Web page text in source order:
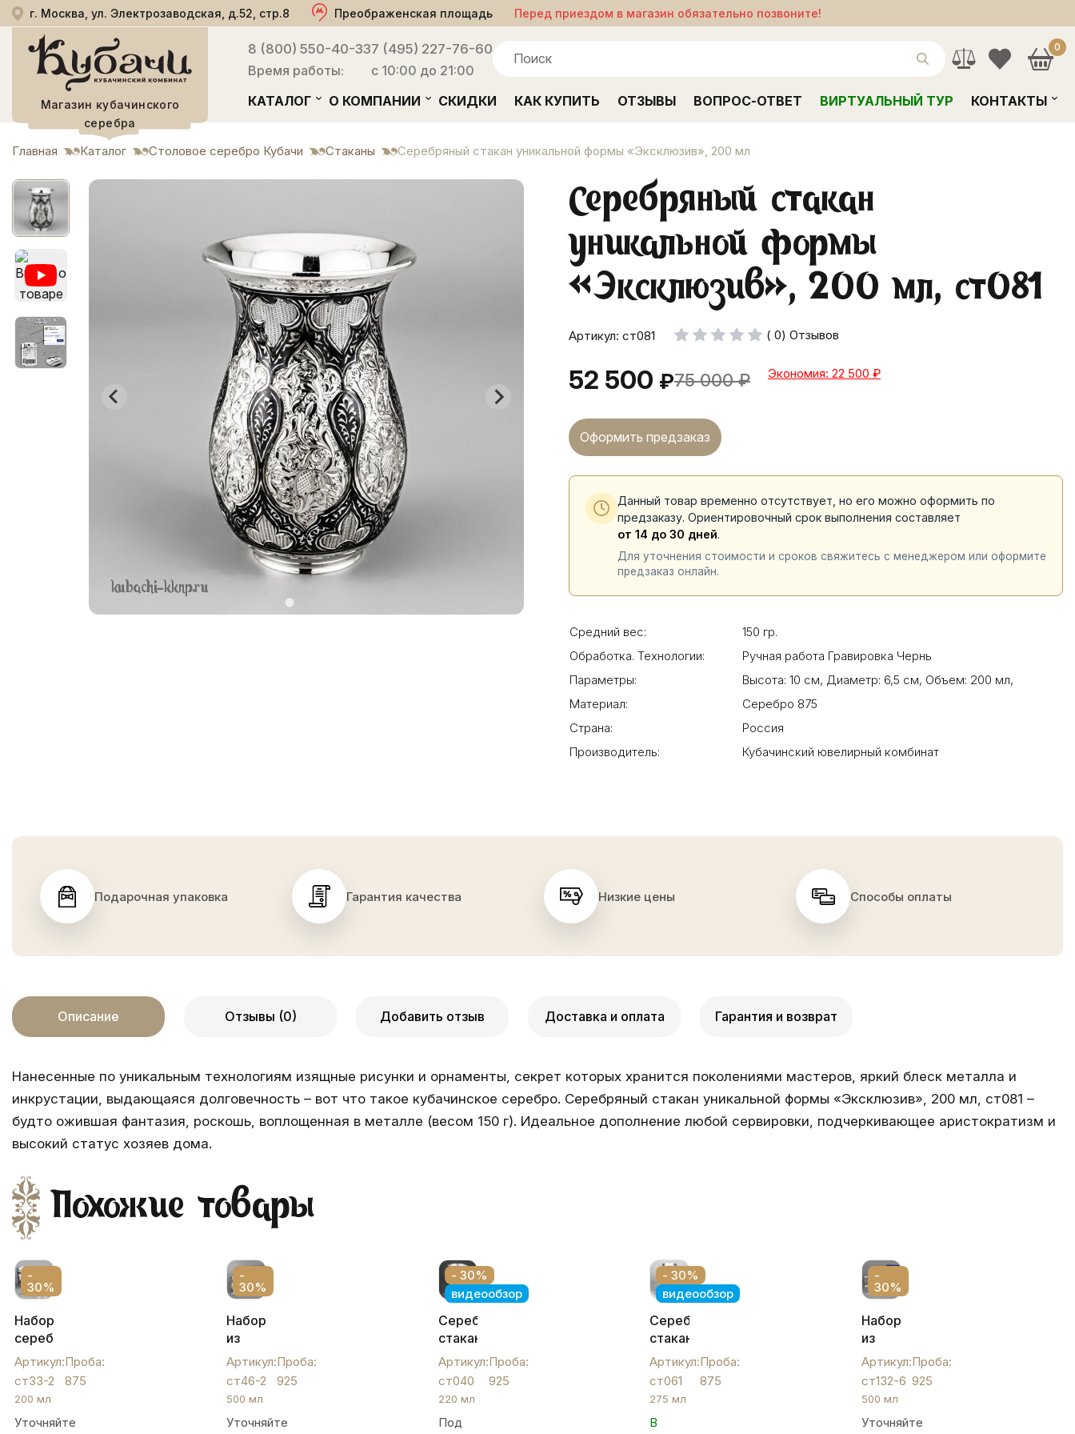
г. Москва, ул. Электрозаводская, д.52, стр.8 Преображенская площадь Перед приездом в магазин обязательно позвоните!
Магазин кубачинского
серебра
8 (800) 550-40-33
Время работы:
7 (495) 227-76-60
с 10:00 до 21:00
0
КАТАЛОГ О КОМПАНИИ СКИДКИ КАК КУПИТЬ ОТЗЫВЫ ВОПРОС-ОТВЕТ ВИРТУАЛЬНЫЙ ТУР КОНТАКТЫ
Главная Каталог Столовое серебро Кубачи Стаканы Серебряный стакан уникальной формы «Эксклюзив», 200 мл
Серебряный стакан
уникальной формы
«Эксклюзив», 200 мл, ст081
Артикул: ст081 ( 0) Отзывов
52 500 ₽75 000 ₽ Экономия: 22 500 ₽
Оформить предзаказ
Данный товар временно отсутствует, но его можно оформить по
предзаказу. Ориентировочный срок выполнения составляет
от 14 до 30 дней.
Для уточнения стоимости и сроков свяжитесь с менеджером или оформите
предзаказ онлайн.
Средний вес:
150 гр.
Обработка. Технологии:
Ручная работа Гравировка Чернь
Параметры:
Высота: 10 см, Диаметр: 6,5 см, Объем: 200 мл,
Материал:
Серебро 875
Страна:
Россия
Производитель:
Кубачинский ювелирный комбинат
Подарочная упаковка Гарантия качества Низкие цены Способы оплаты
Описание Отзывы (0) Добавить отзыв Доставка и оплата Гарантия и возврат
Нанесенные по уникальным технологиям изящные рисунки и орнаменты, секрет которых хранится поколениями мастеров, яркий блеск металла и
инкрустации, выдающаяся долговечность – вот что такое кубачинское серебро. Серебряный стакан уникальной формы «Эксклюзив», 200 мл, ст081 –
будто ожившая фантазия, роскошь, воплощенная в металле (весом 150 г). Идеальное дополнение любой сервировки, подчеркивающее аристократизм и
высокий статус хозяев дома.
Похожие товары
-
30%
Набор
серебряных
стаканов
"Родник",
ст33-
2
Артикул:
ст33-2
Проба:
875
200 мл
Уточняйте
-
30%
Набор
из
двух
стаканов
"Волны
каспия",
ст46-
Артикул:
ст46-2
Проба:
925
500 мл
Уточняйте
- 30%
видеообзор
Серебряный
стакан
с
лазерной
гравировкой
и
ромбовидной
Артикул:
ст040
Проба:
925
220 мл
Под
- 30%
видеообзор
Серебряный
стакан
«Матовый»,
ст061
Артикул:
ст061
Проба:
875
275 мл
В
-
30%
Набор
из
шести
больших
серебряных
стаканов
с
Артикул:
ст132-6
Проба:
925
500 мл
Уточняйте